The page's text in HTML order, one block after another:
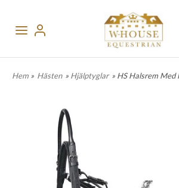
Hem » Hästen » Hjälptyglar » HS Halsrem Med